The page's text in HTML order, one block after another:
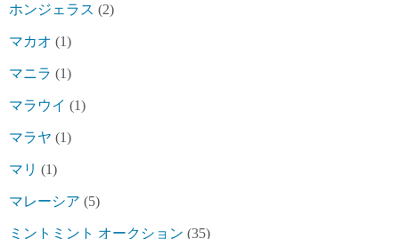
ホンジェラス (2)
マカオ (1)
マニラ (1)
マラウイ (1)
マラヤ (1)
マリ (1)
マレーシア (5)
ミントミント オークション (35)